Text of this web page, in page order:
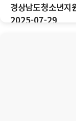
경상남도청소년지
2025-07-29